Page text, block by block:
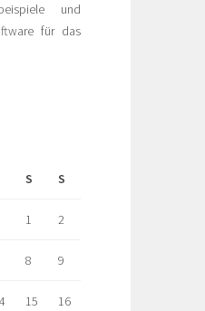
und
für das
S S
1 2
8 9
15 16